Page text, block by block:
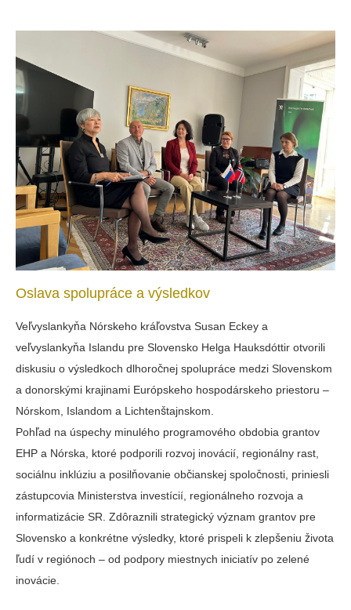
Oslava spolupráce a výsledkov
Veľvyslankyňa Nórskeho kráľovstva Susan Eckey a
veľvyslankyňa Islandu pre Slovensko Helga Hauksdóttir otvorili
diskusiu o výsledkoch dlhoročnej spolupráce medzi Slovenskom
a donorskými krajinami Európskeho hospodárskeho priestoru –
Nórskom, Islandom a Lichtenštajnskom.
Pohľad na úspechy minulého programového obdobia grantov
EHP a Nórska, ktoré podporili rozvoj inovácií, regionálny rast,
sociálnu inklúziu a posilňovanie občianskej spoločnosti, priniesli
zástupcovia Ministerstva investícií, regionálneho rozvoja a
informatizácie SR. Zdôraznili strategický význam grantov pre
Slovensko a konkrétne výsledky, ktoré prispeli k zlepšeniu života
ľudí v regiónoch – od podpory miestnych iniciatív po zelené
inovácie.